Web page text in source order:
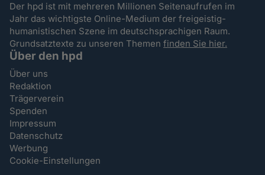
Der hpd ist mit mehreren Millionen Seitenaufrufen im
Jahr das wichtigste Online-Medium der freigeistig-
humanistischen Szene im deutschsprachigen Raum.
Grundsatztexte zu unseren Themenfinden Sie hier.
Über den hpd
Über uns
Redaktion
Trägerverein
Spenden
Impressum
Datenschutz
Werbung
Cookie-Einstellungen